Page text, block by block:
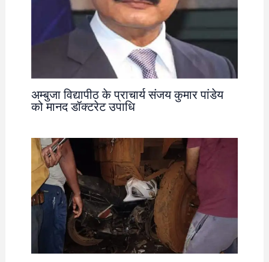
अम्बुजा विद्यापीठ के प्राचार्य संजय कुमार पांडेय
को मानद डॉक्टरेट उपाधि